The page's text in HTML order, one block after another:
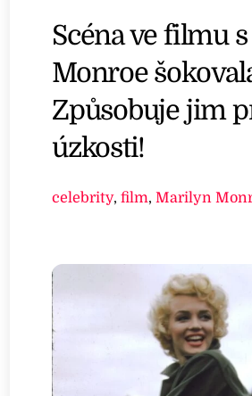
Scéna ve filmu
Monroe
Způsobuje jim
úzkosti!
celebrity,film,Marilyn